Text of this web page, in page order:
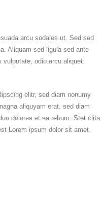
arcu sodales ut. Sed sed
Aliquam sed ligula sed ante
vulputate, odio arcu aliquet
elitr, sed diam nonumy
aliquyam erat, sed diam
dolores et ea rebum. Stet clita
Lorem ipsum dolor sit amet.